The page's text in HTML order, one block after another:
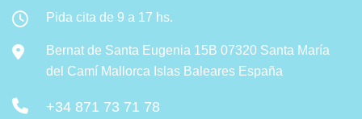
Pida cita de 9 a 17 hs.
Bernat de Santa Eugenia 15B 07320 Santa María
del Camí Mallorca Islas Baleares España
+34 871 73 71 78